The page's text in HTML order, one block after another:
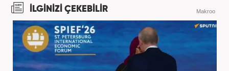
İLGİNİZİ ÇEKEBİLİR Makroo